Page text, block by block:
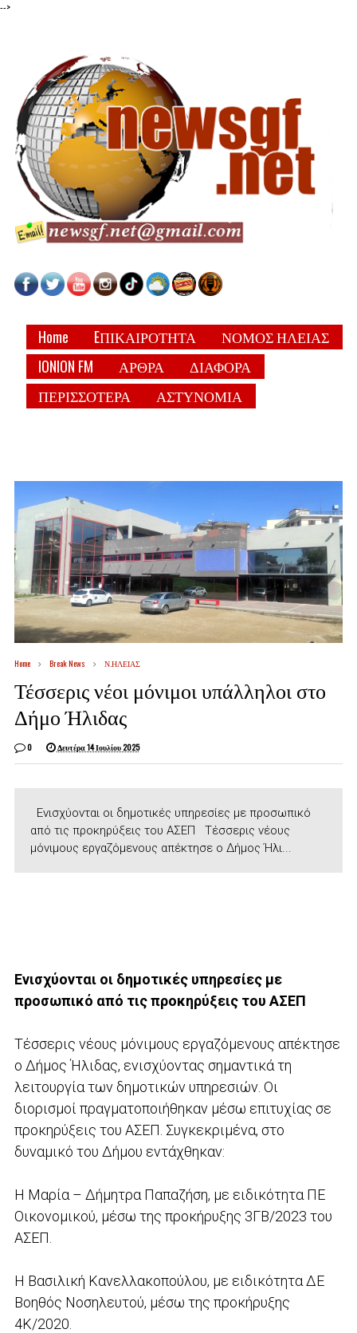
-->
Home EΠΙΚΑΙΡΟΤΗΤΑ
ΝΟΜΟΣ ΗΛΕΙΑΣ
IONION FM
ΑΡΘΡΑ
ΔΙΑΦΟΡΑ
ΠΕΡΙΣΣΟΤΕΡΑ
ΑΣΤΥΝΟΜΙΑ
Home Break News Ν.ΗΛΕΙΑΣ
Τέσσερις νέοι μόνιμοι υπάλληλοι στο
Δήμο Ήλιδας
0 Δευτέρα 14 Ιουλίου 2025
Ενισχύονται οι δημοτικές υπηρεσίες με προσωπικό
από τις προκηρύξεις του ΑΣΕΠ Τέσσερις νέους
μόνιμους εργαζόμενους απέκτησε ο Δήμος Ήλι...
Ενισχύονται οι δημοτικές υπηρεσίες με
προσωπικό από τις προκηρύξεις του ΑΣΕΠ
Τέσσερις νέους μόνιμους εργαζόμενους απέκτησε
ο Δήμος Ήλιδας, ενισχύοντας σημαντικά τη
λειτουργία των δημοτικών υπηρεσιών. Οι
διορισμοί πραγματοποιήθηκαν μέσω επιτυχίας σε
προκηρύξεις του ΑΣΕΠ. Συγκεκριμένα, στο
δυναμικό του Δήμου εντάχθηκαν:
Η Μαρία – Δήμητρα Παπαζήση, με ειδικότητα ΠΕ
Οικονομικού, μέσω της προκήρυξης 3ΓΒ/2023 του
ΑΣΕΠ.
Η Βασιλική Κανελλακοπούλου, με ειδικότητα ΔΕ
Βοηθός Νοσηλευτού, μέσω της προκήρυξης
4Κ/2020.